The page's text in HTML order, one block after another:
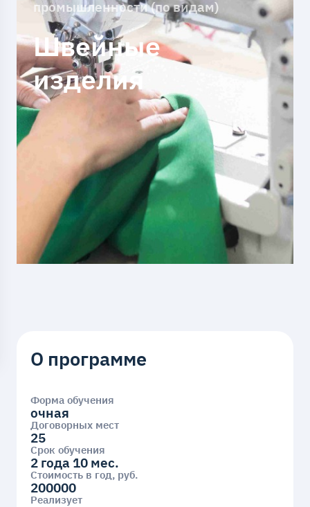
промышленности (по видам)
Швейные
изделия
О программе
Форма обучения
очная
Договорных мест
25
Срок обучения
2 года 10 мес.
Стоимость в год, руб.
200000
Реализует